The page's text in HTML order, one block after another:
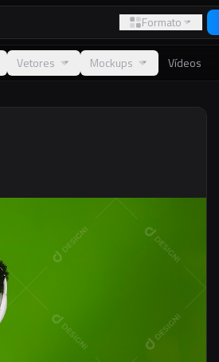
Formato
Vetores Mockups Vídeos